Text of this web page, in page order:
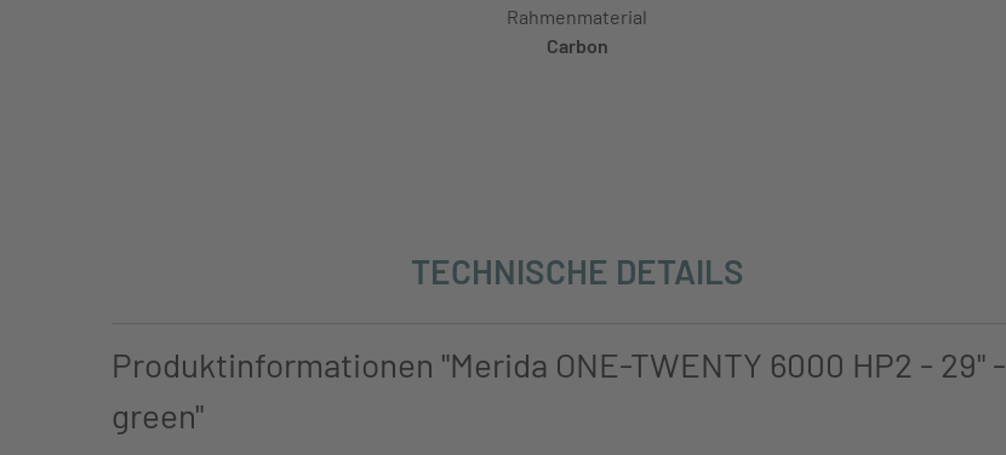
Rahmenmaterial
Carbon
TECHNISCHE DETAILS
Produktinformationen "Merida ONE-TWENTY 6000 HP2 - 29" -
green"